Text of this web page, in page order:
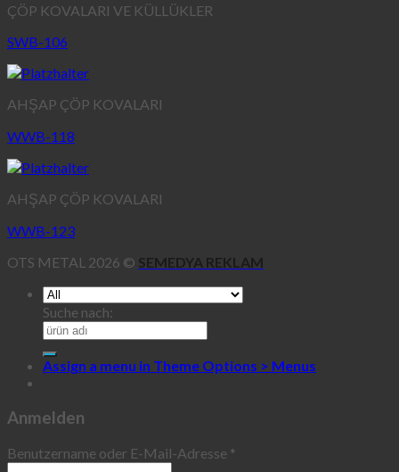
ÇÖP KOVALARI VE KÜLLÜKLER
SWB-106
AHŞAP ÇÖP KOVALARI
WWB-118
AHŞAP ÇÖP KOVALARI
WWB-123
OTS METAL 2026 © SEMEDYA REKLAM
Suche nach:
Assign a menu in Theme Options > Menus
Anmelden
Benutzername oder E-Mail-Adresse *